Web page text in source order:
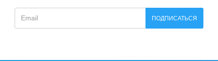
ПОДПИСАТЬСЯ